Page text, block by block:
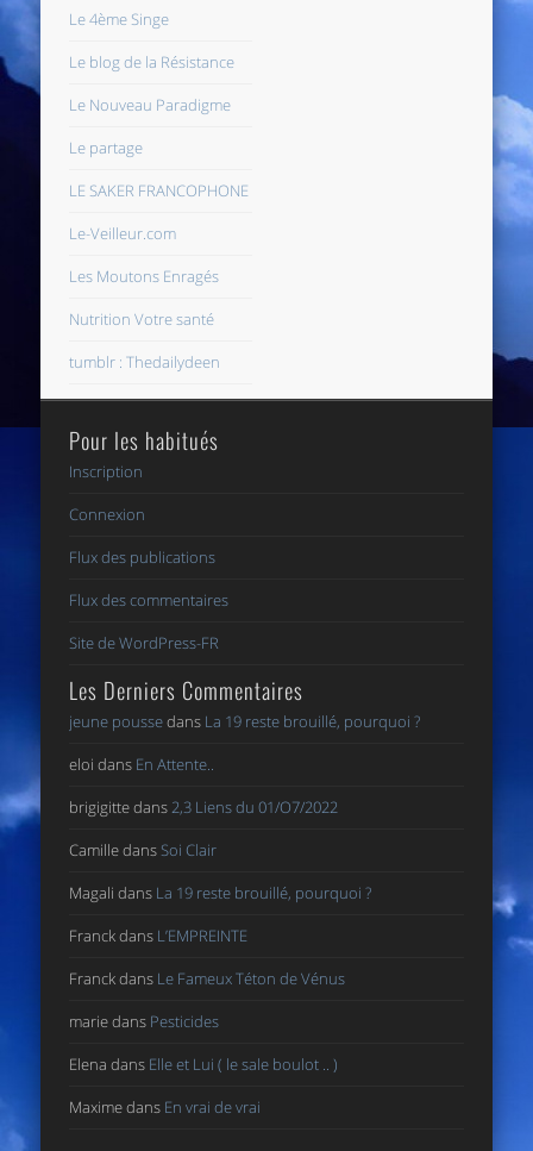
Le 4ème Singe
Le blog de la Résistance
Le Nouveau Paradigme
Le partage
LE SAKER FRANCOPHONE
Le-Veilleur.com
Les Moutons Enragés
Nutrition Votre santé
tumblr : Thedailydeen
Pour les habitués
Inscription
Connexion
Flux des publications
Flux des commentaires
Site de WordPress-FR
Les Derniers Commentaires
jeune poussedans La 19 reste brouillé, pourquoi ?
eloi dans En Attente..
brigigittedans2,3 Liens du 01/O7/2022
CamilledansSoi Clair
Magali dans La 19 reste brouillé, pourquoi ?
Franckdans L’EMPREINTE
Franckdans Le Fameux Téton de Vénus
mariedans Pesticides
Elena dans Elle et Lui ( le sale boulot .. )
Maximedans En vrai de vrai